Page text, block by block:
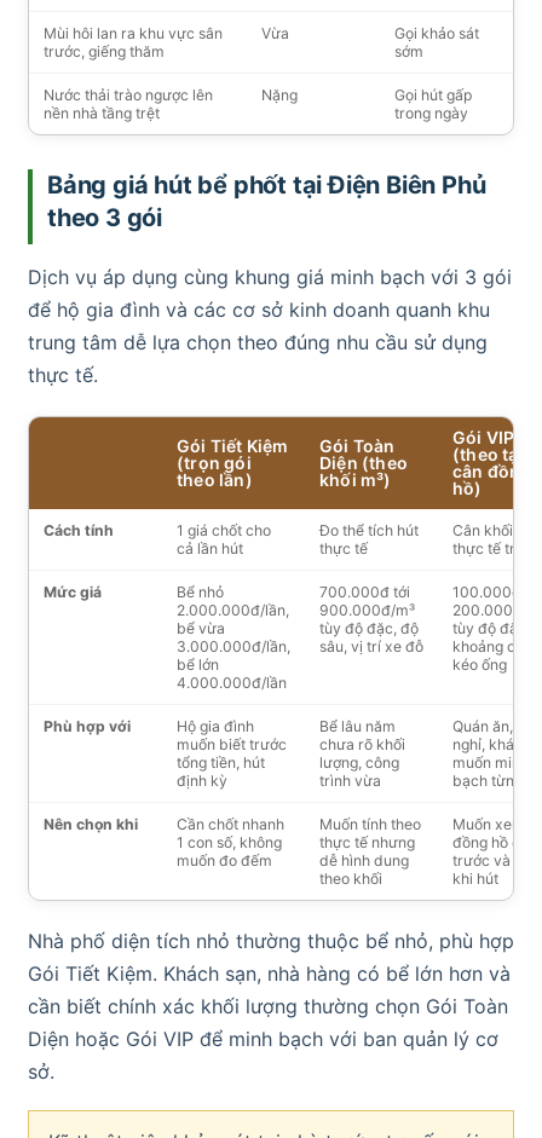
Mùi hôi lan ra khu vực sân
trước, giếng thăm
Vừa
Gọi khảo sát
sớm
Nước thải trào ngược lên
nền nhà tầng trệt
Nặng
Gọi hút gấp
trong ngày
Bảng giá hút bể phốt tại Điện Biên Phủ
theo 3 gói
Dịch vụ áp dụng cùng khung giá minh bạch với 3 gói
để hộ gia đình và các cơ sở kinh doanh quanh khu
trung tâm dễ lựa chọn theo đúng nhu cầu sử dụng
thực tế.
Gói Tiết Kiệm
(trọn gói
theo lần)
Gói Toàn
Diện (theo
khối m³)
Gói VIP
(theo tạ,
cân đồng
hồ)
Cách tính
1 giá chốt cho
cả lần hút
Đo thể tích hút
thực tế
Cân khối
thực tế trên
Mức giá
Bể nhỏ
2.000.000đ/lần,
bể vừa
3.000.000đ/lần,
bể lớn
4.000.000đ/lần
700.000đ tới
900.000đ/m³
tùy độ đặc, độ
sâu, vị trí xe đỗ
100.000đ tới
200.000đ/tạ
tùy độ đặc
khoảng cách
kéo ống
Phù hợp với
Hộ gia đình
muốn biết trước
tổng tiền, hút
định kỳ
Bể lâu năm
chưa rõ khối
lượng, công
trình vừa
Quán ăn, nhà
nghỉ, khách
muốn minh
bạch từng
Nên chọn khi
Cần chốt nhanh
1 con số, không
muốn đo đếm
Muốn tính theo
thực tế nhưng
dễ hình dung
theo khối
Muốn xem
đồng hồ cân
trước và sau
khi hút
Nhà phố diện tích nhỏ thường thuộc bể nhỏ, phù hợp
Gói Tiết Kiệm. Khách sạn, nhà hàng có bể lớn hơn và
cần biết chính xác khối lượng thường chọn Gói Toàn
Diện hoặc Gói VIP để minh bạch với ban quản lý cơ
sở.